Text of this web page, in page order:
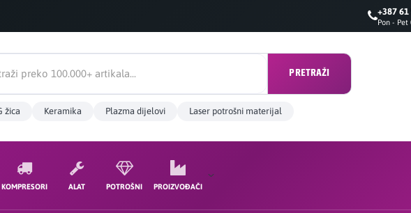
+387 61
Pon - Pet
PRETRAŽI
žica Keramika Plazma dijelovi Laser potrošni materijal
KOMPRESORI ALAT POTROŠNI PROIZVOĐAČI